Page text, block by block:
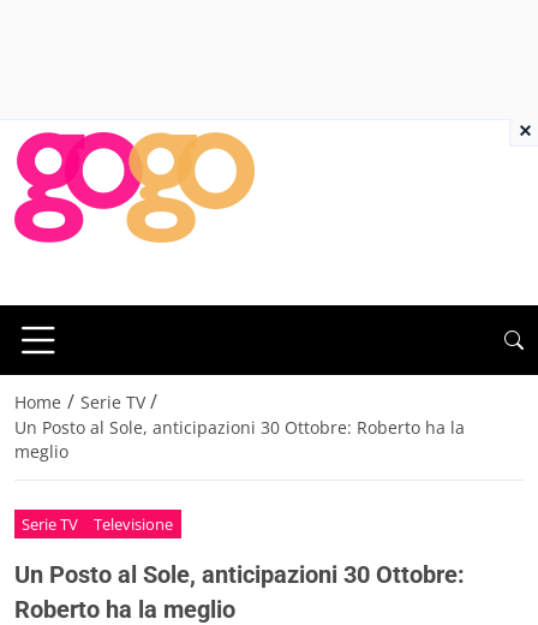
Home / Serie TV /
Un Posto al Sole, anticipazioni 30 Ottobre: Roberto ha la
meglio
Serie TV Televisione
Un Posto al Sole, anticipazioni 30 Ottobre:
Roberto ha la meglio
×